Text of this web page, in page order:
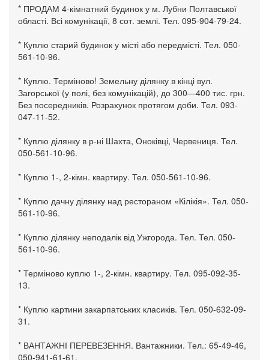
* ПРОДАМ 4-кімнатний будинок у м. Лубни Полтавської
області. Всі комунікації, 8 сот. землі. Тел. 095-904-79-24.
* Куплю старий будинок у місті або передмісті. Тел. 050-
561-10-96.
* Куплю. Терміново! Земельну ділянку в кінці вул.
Загорської (у полі, без комунікацій), до 300—400 тис. грн.
Без посередників. Розрахунок протягом доби. Тел. 093-
047-11-52.
* Куплю ділянку в р-ні Шахта, Оноківці, Червениця. Тел.
050-561-10-96.
* Куплю 1-, 2-кімн. квартиру. Тел. 050-561-10-96.
* Куплю дачну ділянку над рестораном «Кілікія». Тел. 050-
561-10-96.
* Куплю ділянку неподалік від Ужгорода. Тел. Тел. 050-
561-10-96.
* Терміново куплю 1-, 2-кімн. квартиру. Тел. 095-092-35-
13.
* Куплю картини закарпатських класиків. Тел. 050-632-09-
31.
* ВАНТАЖНІ ПЕРЕВЕЗЕННЯ. Вантажники. Тел.: 65-49-46,
050-941-61-61.